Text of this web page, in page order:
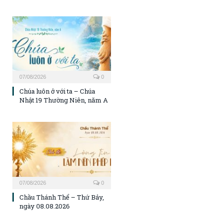
07/08/2026 0
Chúa luôn ở với ta – Chúa
Nhật 19 Thường Niên, năm A
07/08/2026 0
Chầu Thánh Thể – Thứ Bảy,
ngày 08.08.2026